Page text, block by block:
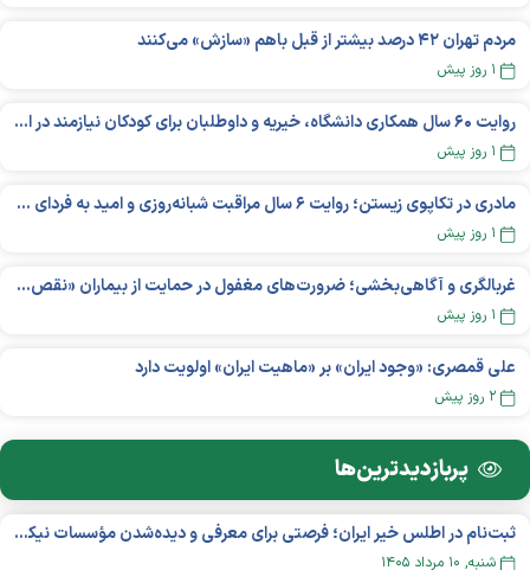
مردم تهران ۴۲ درصد بیشتر از قبل باهم «سازش» می‌کنند
۱ روز پیش
روایت ۶۰ سال همکاری دانشگاه، خیریه و داوطلبان برای کودکان نیازمند در استرالیا
۱ روز پیش
مادری در تکاپوی زیستن؛ روایت ۶ سال مراقبت شبانه‌روزی و امید به فردای «نورا»
۱ روز پیش
غربالگری و آگاهی‌بخشی؛ ضرورت‌های مغفول در حمایت از بیماران «نقص ایمنی اولیه»
۱ روز پیش
علی قمصری: «وجود ایران» بر «ماهیت ایران» اولویت دارد
۲ روز پیش
پربازدید‌ترین‌ها
ثبت‌نام در اطلس خیر ایران؛ فرصتی برای معرفی و دیده‌شدن مؤسسات نیکوکاری
شنبه, ۱۰ مرداد ۱۴۰۵